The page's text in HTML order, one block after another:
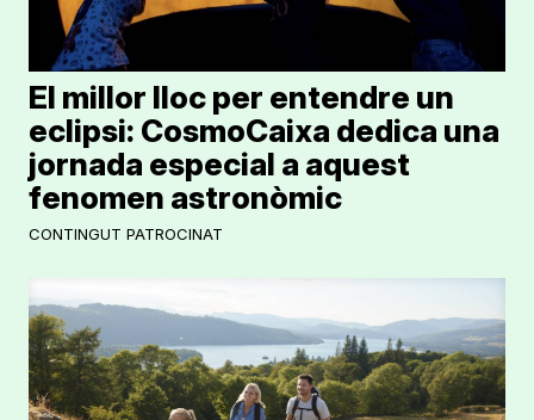
CONTINGUT PATROCINAT
El millor lloc per entendre un
eclipsi: CosmoCaixa dedica una
jornada especial a aquest
fenomen astronòmic